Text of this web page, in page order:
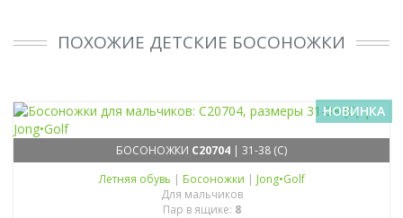
ПОХОЖИЕ ДЕТСКИЕ БОСОНОЖКИ
НОВИНКА
БОСОНОЖКИ C20704 | 31-38 (C)
Летняя обувь | Босоножки | Jong•Golf
Для мальчиков
Пар в ящике: 8